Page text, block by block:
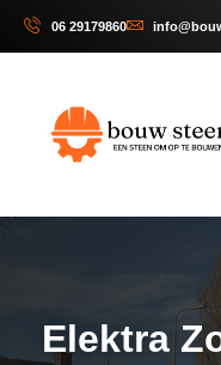
06 29179860
Elektra